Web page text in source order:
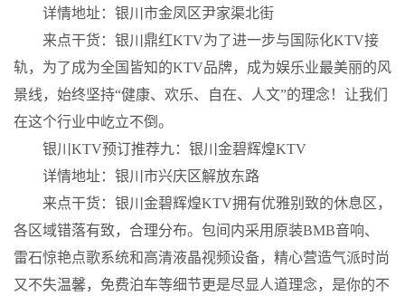
详情地址：银川市金凤区尹家渠北街
来点干货：银川鼎红KTV为了进一步与国际化KTV接
轨，为了成为全国皆知的KTV品牌，成为娱乐业最美丽的风
景线，始终坚持“健康、欢乐、自在、人文”的理念！让我们
在这个行业中屹立不倒。
银川KTV预订推荐九：银川金碧辉煌KTV
详情地址：银川市兴庆区解放东路
来点干货：银川金碧辉煌KTV拥有优雅别致的休息区，
各区域错落有致，合理分布。包间内采用原装BMB音响、
雷石惊艳点歌系统和高清液晶视频设备，精心营造气派时尚
又不失温馨，免费泊车等细节更是尽显人道理念，是你的不